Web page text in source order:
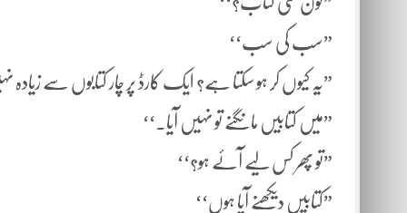
”سب کی سب‘‘
”یہ کیوں کر ہو سکتا ہے؟ ایک کارڈ پر چار کتابوں سے
”میں کتابیں مانگنے تو نہیں آیا.‘‘
”تو پھر کس لیے آئے ہو؟‘‘
”کتابیں دیکھنے آیا ہوں‘‘